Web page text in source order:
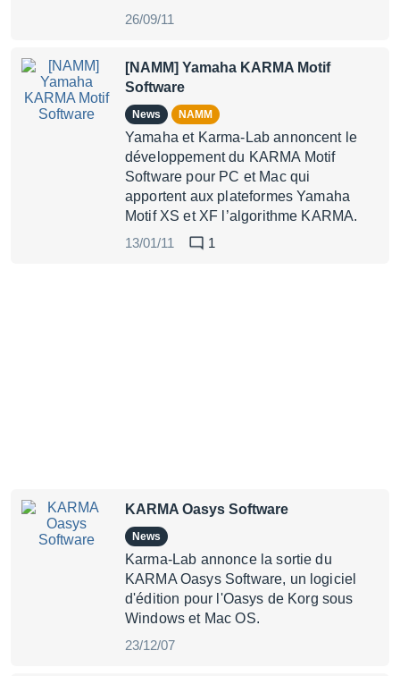
26/09/11
[NAMM] Yamaha KARMA Motif
Software
News NAMM
Yamaha et Karma-Lab annoncent le
développement du KARMA Motif
Software pour PC et Mac qui
apportent aux plateformes Yamaha
Motif XS et XF l’algorithme KARMA.
13/01/11
1
KARMA Oasys Software
News
Karma-Lab annonce la sortie du
KARMA Oasys Software, un logiciel
d'édition pour l'Oasys de Korg sous
Windows et Mac OS.
23/12/07